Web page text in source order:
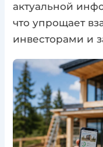
актуальной
что упрощает
инвесторами и